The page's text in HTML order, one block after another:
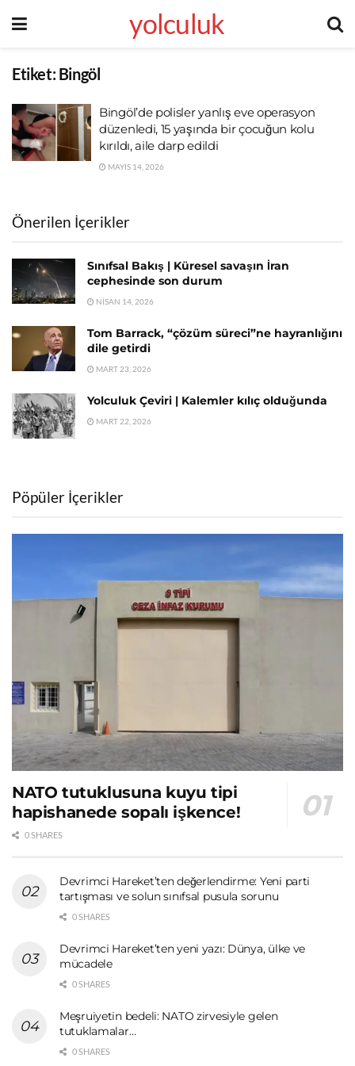
yolculuk
Etiket:Bingöl
Bingöl’de polisler yanlış eve operasyon
düzenledi, 15 yaşında bir çocuğun kolu
kırıldı, aile darp edildi
MAYIS 14, 2026
Önerilen İçerikler
Sınıfsal Bakış | Küresel savaşın İran
cephesinde son durum
NISAN 14, 2026
Tom Barrack, “çözüm süreci”ne hayranlığını
dile getirdi
MART 23, 2026
Yolculuk Çeviri | Kalemler kılıç olduğunda
MART 22, 2026
Pöpüler İçerikler
NATO tutuklusuna kuyu tipi
hapishanede sopalı işkence!
0 SHARES
Devrimci Hareket’ten değerlendirme: Yeni parti
tartışması ve solun sınıfsal pusula sorunu
0 SHARES
Devrimci Hareket’ten yeni yazı: Dünya, ülke ve
mücadele
0 SHARES
Meşruiyetin bedeli: NATO zirvesiyle gelen
tutuklamalar…
0 SHARES